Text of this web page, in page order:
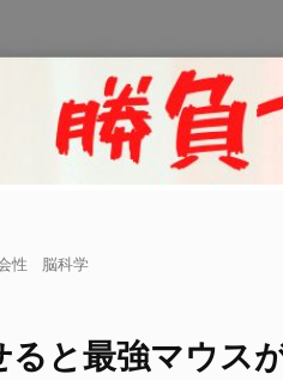
性 脳科学
ると最強マウス